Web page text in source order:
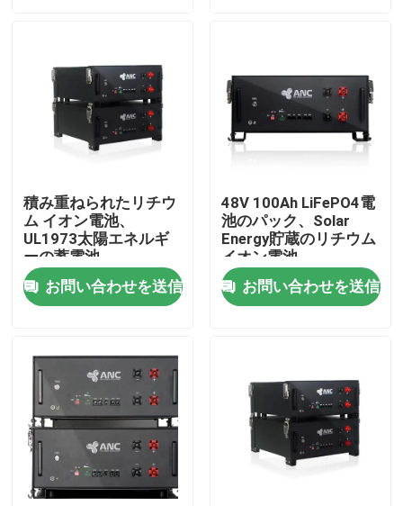
企業情報
会社案内
品質管理
お問い合わせ
すべての場合
世帯電池の貯蔵
住宅用蓄電池システム
積み重ねられたリチウ
ム イオン電池、
UL1973太陽エネルギ
ーの蓄電池
お問い合わせを送信
48V 100Ah LiFePO4電
池のパック、Solar
Energy貯蔵のリチウム
イオン電池
お問い合わせを送信